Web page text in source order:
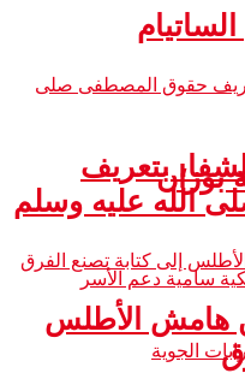
بوزانبتعريف
الله عليه وسلم
هامش الأطلس